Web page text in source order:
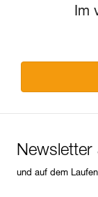
Im
Newsletter
und auf dem